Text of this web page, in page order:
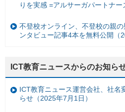
りを実感 =アルサーガパートナー
不登校オンライン、不登校の親
ンタビュー記事4本を無料公開（
ICT教育ニュースからのお知ら
ICT教育ニュース運営会社、社名
らせ（2025年7月1日）